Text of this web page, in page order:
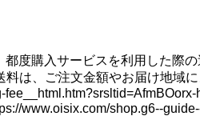
都度購入サービスを利用した際
は、ご注文金額やお届け地域
www.oisix.com/shop.g6--